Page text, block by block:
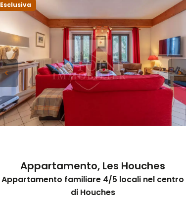
Esclusiva
Appartamento, Les Houches
Appartamento familiare 4/5 locali nel centro
di Houches